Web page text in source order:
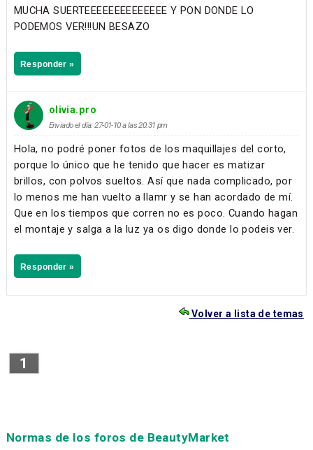
MUCHA SUERTEEEEEEEEEEEEEE Y PON DONDE LO
PODEMOS VER!!!UN BESAZO
Responder »
olivia.pro
Enviado el día: 27-01-10 a las 20:31 pm
Hola, no podré poner fotos de los maquillajes del corto,
porque lo único que he tenido que hacer es matizar
brillos, con polvos sueltos. Así que nada complicado, por
lo menos me han vuelto a llamr y se han acordado de mí.
Que en los tiempos que corren no es poco. Cuando hagan
el montaje y salga a la luz ya os digo donde lo podeis ver.
Responder »
Volver a lista de temas
1
Normas de los foros de BeautyMarket